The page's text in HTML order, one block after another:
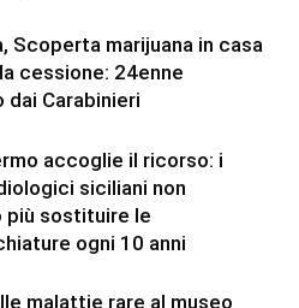
Scoperta marijuana in casa
cessione: 24enne
dai Carabinieri
accoglie il ricorso: i
siciliani non
più sostituire le
ogni 10 anni
malattie rare al museo